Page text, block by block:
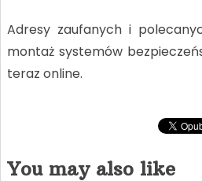
Adresy zaufanych i
montaż systemów
teraz online.
You may also like